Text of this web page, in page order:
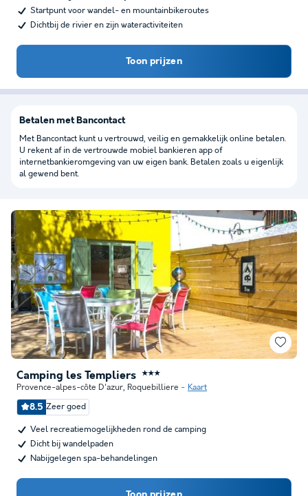
Startpunt voor wandel- en mountainbikeroutes
Dichtbij de rivier en zijn wateractiviteiten
Toon prijzen
Camping les Templiers ★★★
Provence-alpes-côte D'azur, Roquebilliere Kaart
8.5 Zeer goed
Veel recreatiemogelijkheden rond de camping
Dicht bij wandelpaden
Nabijgelegen spa-behandelingen
Betalen met Bancontact
Met Bancontact kunt u vertrouwd, veilig en gemakkelijk online betalen.
U rekent af in de vertrouwde mobiel bankieren app of
internetbankieromgeving van uw eigen bank. Betalen zoals u eigenlijk
al gewend bent.